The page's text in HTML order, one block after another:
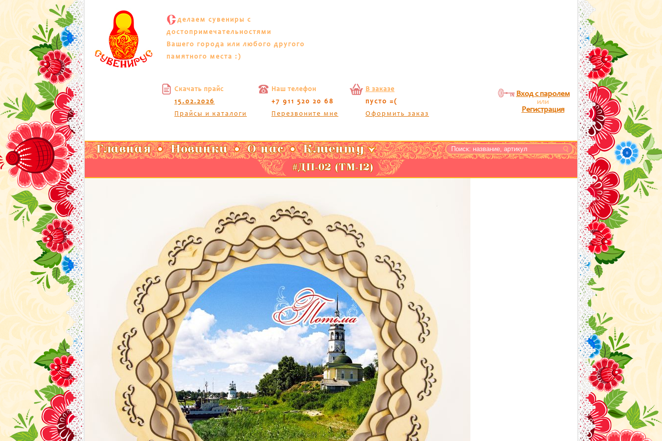
С делаем сувениры с
достопримечательностями
Вашего города или любого другого
памятного места :)
Скачать прайс
15.02.2026
Прайсы и каталоги
Наш телефон
+7 911 520 20 68
Перезвоните мне
В заказе
пусто =(
Оформить заказ
Вход с паролем
или
Регистрация
Главная Новинки О нас Клиенту
#ДП-02 (ТМ-12)